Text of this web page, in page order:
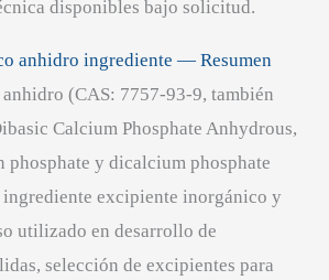
disponibles bajo solicitud.
anhidro ingrediente — Resumen
(CAS: 7757-93-9, también
Calcium Phosphate Anhydrous,
phosphate y dicalcium phosphate
ingrediente excipiente inorgánico y
utilizado en desarrollo de
selección de excipientes para